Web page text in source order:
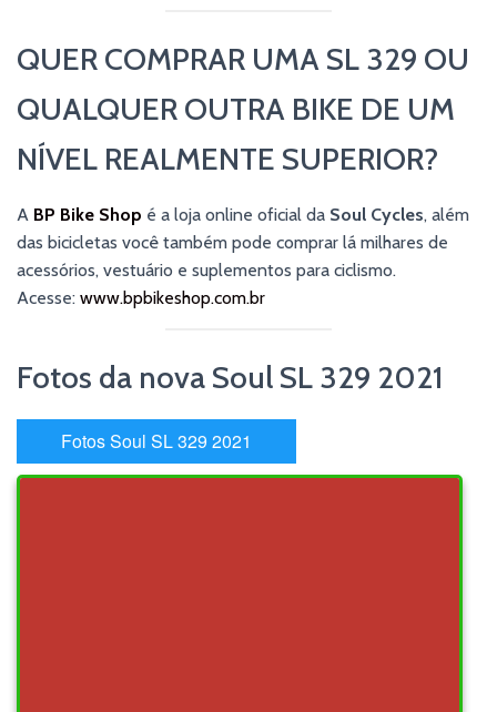
QUER COMPRAR UMA SL 329 OU
QUALQUER OUTRA BIKE DE UM
NÍVEL REALMENTE SUPERIOR?
A BP Bike Shop é a loja online oficial da Soul Cycles, além
das bicicletas você também pode comprar lá milhares de
acessórios, vestuário e suplementos para ciclismo.
Acesse: www.bpbikeshop.com.br
Fotos da nova Soul SL 329 2021
Fotos Soul SL 329 2021